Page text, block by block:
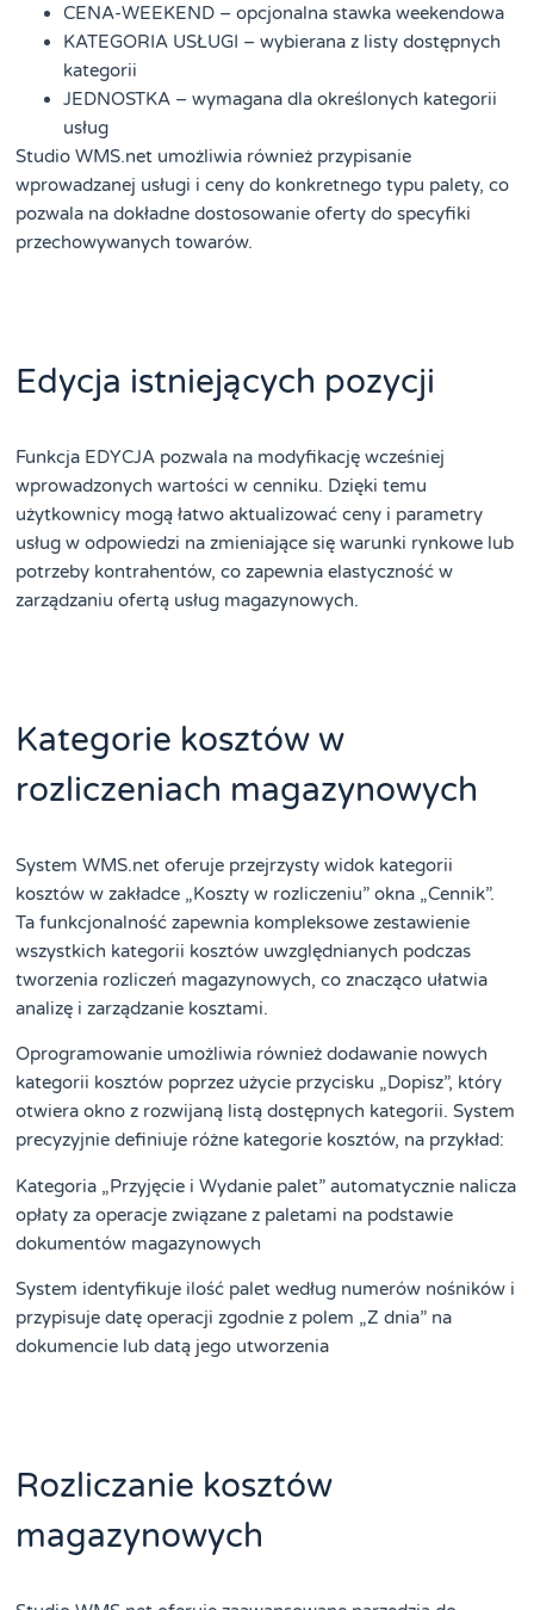
CENA-WEEKEND – opcjonalna stawka weekendowa
KATEGORIA USŁUGI – wybierana z listy dostępnych
kategorii
JEDNOSTKA – wymagana dla określonych kategorii
usług
Studio WMS.net umożliwia również przypisanie
wprowadzanej usługi i ceny do konkretnego typu palety, co
pozwala na dokładne dostosowanie oferty do specyfiki
przechowywanych towarów.
Edycja istniejących pozycji
Funkcja EDYCJA pozwala na modyfikację wcześniej
wprowadzonych wartości w cenniku. Dzięki temu
użytkownicy mogą łatwo aktualizować ceny i parametry
usług w odpowiedzi na zmieniające się warunki rynkowe lub
potrzeby kontrahentów, co zapewnia elastyczność w
zarządzaniu ofertą usług magazynowych.
Kategorie kosztów w
rozliczeniach magazynowych
System WMS.net oferuje przejrzysty widok kategorii
kosztów w zakładce „Koszty w rozliczeniu” okna „Cennik”.
Ta funkcjonalność zapewnia kompleksowe zestawienie
wszystkich kategorii kosztów uwzględnianych podczas
tworzenia rozliczeń magazynowych, co znacząco ułatwia
analizę i zarządzanie kosztami.
Oprogramowanie umożliwia również dodawanie nowych
kategorii kosztów poprzez użycie przycisku „Dopisz”, który
otwiera okno z rozwijaną listą dostępnych kategorii. System
precyzyjnie definiuje różne kategorie kosztów, na przykład:
Kategoria „Przyjęcie i Wydanie palet” automatycznie nalicza
opłaty za operacje związane z paletami na podstawie
dokumentów magazynowych
System identyfikuje ilość palet według numerów nośników i
przypisuje datę operacji zgodnie z polem „Z dnia” na
dokumencie lub datą jego utworzenia
Rozliczanie kosztów
magazynowych